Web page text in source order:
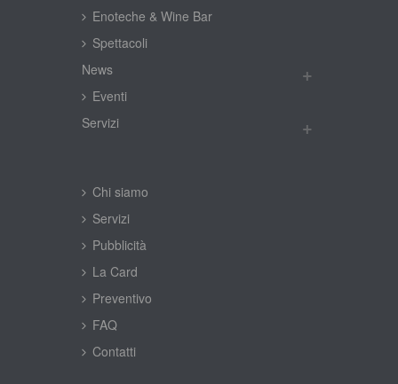
Enoteche & Wine Bar
Spettacoli
New
Eventi
Servizi
Chi siamo
Servizi
Pubblicità
La Card
Preventivo
FAQ
Contatti